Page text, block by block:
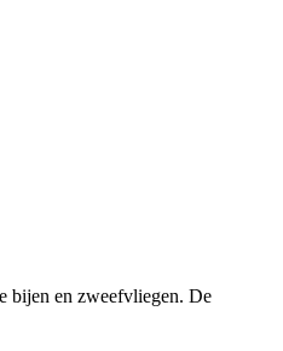
bijen en zweefvliegen. De